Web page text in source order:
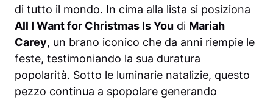
di tutto il mondo. In cima alla lista si posiziona
All I Want for Christmas Is You di Mariah
Carey, un brano iconico che da anni riempie le
feste, testimoniando la sua duratura
popolarità. Sotto le luminarie natalizie, questo
pezzo continua a spopolare generando